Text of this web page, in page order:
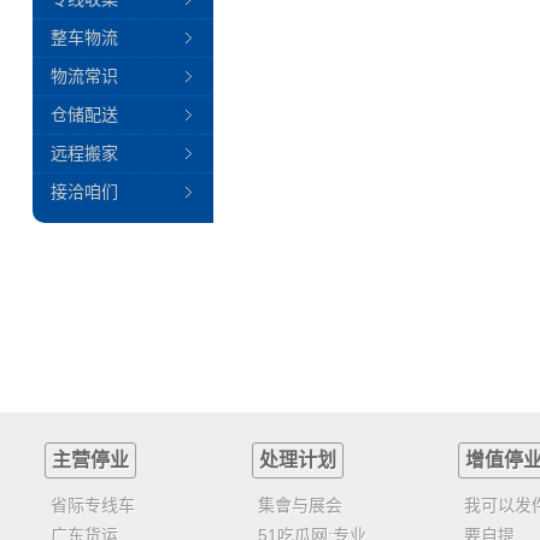
整车物流
物流常识
仓储配送
远程搬家
接洽咱们
主营停业
省际专线车
广东货运
处理计划
集會与展会
51吃瓜网:专业
增值停
我可以发
要自提